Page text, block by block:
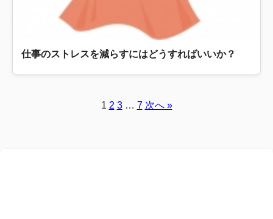
仕事のストレスを減らすにはどうすればいいか？
1 2 3 … 7 次へ »